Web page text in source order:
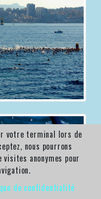
votre terminal lors de
nous pourrons
anonymes pour
de confidentialité